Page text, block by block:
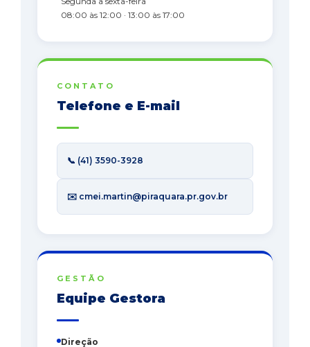
08:00 às 12:00 · 13:00 às 17:00
CONTATO
Telefone e E-mail
📞 (41) 3590-3928
✉️ cmei.martin@piraquara.pr.gov.br
GESTÃO
Equipe Gestora
Direção